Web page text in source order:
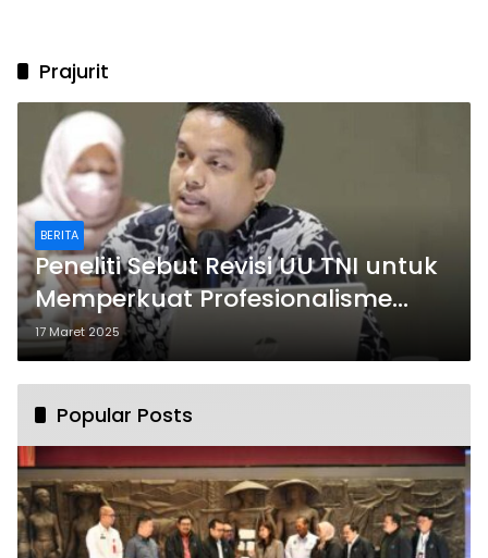
Prajurit
BERITA
Peneliti Sebut Revisi UU TNI untuk
Memperkuat Profesionalisme
Prajurit
17 Maret 2025
Popular Posts